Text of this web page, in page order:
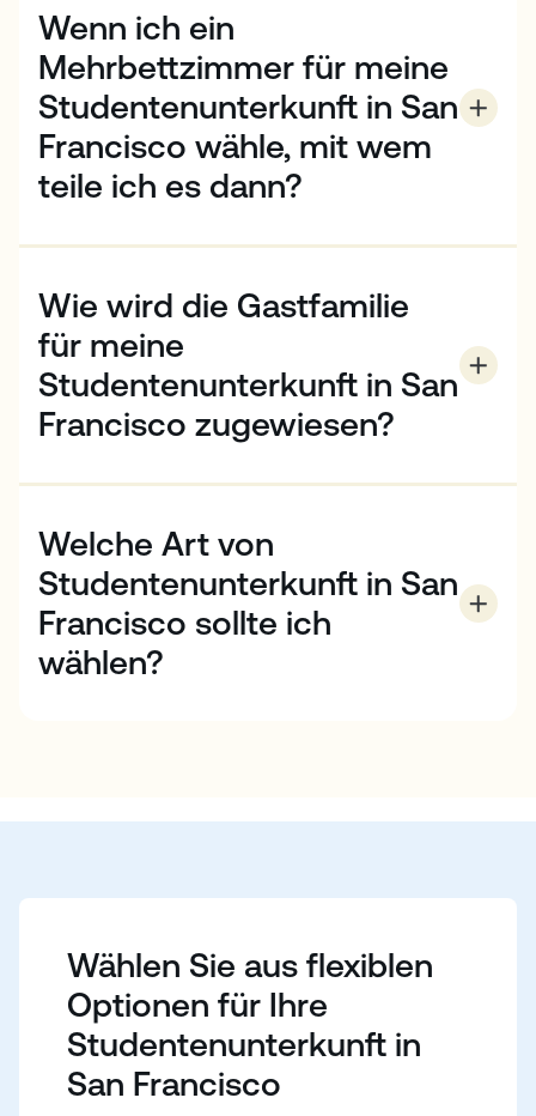
Zimmer teilen. Kontaktieren Sie uns, um mehr zu
erfahren.
Wenn ich ein
Mehrbettzimmer für meine
Studentenunterkunft in San
Francisco wähle, mit wem
teile ich es dann?
Studenten desselben Geschlechts teilen. Wenn
Bestes, um Studenten aus verschiedenen Ländern
oder Sprachen zusammen unterzubringen, obwohl
dies nicht immer garantiert werden kann.
Wie wird die Gastfamilie
für meine
Studentenunterkunft in San
Francisco zugewiesen?
Anforderungen ab. Bitte vergewissern Sie sich, dass
angegeben werden.
Welche Art von
Studentenunterkunft in San
Francisco sollte ich
wählen?
Studentenwohnheim vielleicht die perfekte Wahl.
Wählen Sie aus flexiblen
Optionen für Ihre
Studentenunterkunft in
San Francisco